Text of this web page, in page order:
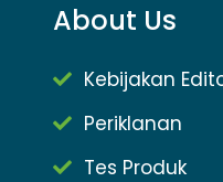
About Us
Kebijakan
Periklanan
Tes Produk